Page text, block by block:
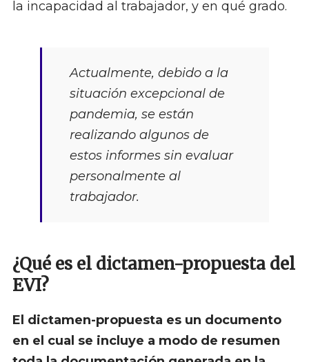
la incapacidad al trabajador, y en qué grado.
Actualmente, debido a la
situación excepcional de
pandemia, se están
realizando algunos de
estos informes sin evaluar
personalmente al
trabajador.
¿Qué es el dictamen-propuesta del
EVI?
El dictamen-propuesta es un documento
en el cual se incluye a modo de resumen